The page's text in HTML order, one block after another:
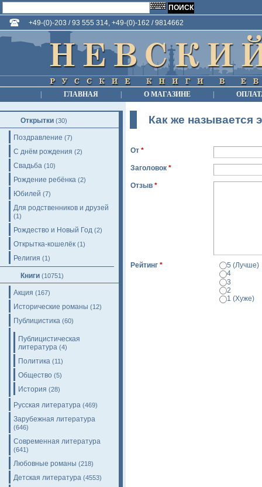
+49-(0)-203 / 93 555 314, +49-(0)-162 / 9814662
ГЛАВНАЯ О МАГАЗИНЕ
Открытки (30)
Поздравление (7)
С днём рождения (2)
Свадьба (10)
Рождение ребёнка (2)
Юбилей (7)
Для родственников и друзей
(1)
Рождество и Новый Год (2)
Открытка-кошелёк (1)
Религия (1)
Книги (10751)
Акция (167)
Исторические романы (12)
Публицистика (60)
Публицистическая
литература (4)
Политика (11)
Общество (5)
История (28)
Русская литература (469)
Зарубежная литература
(646)
Современная литература
(641)
Любовные романы (218)
Детская литература (4553)
Как же называется
От *
Заголовок *
Отзыв *
Рейтинг *
5 (Лучше)
4
3
2
1 (Хуже)